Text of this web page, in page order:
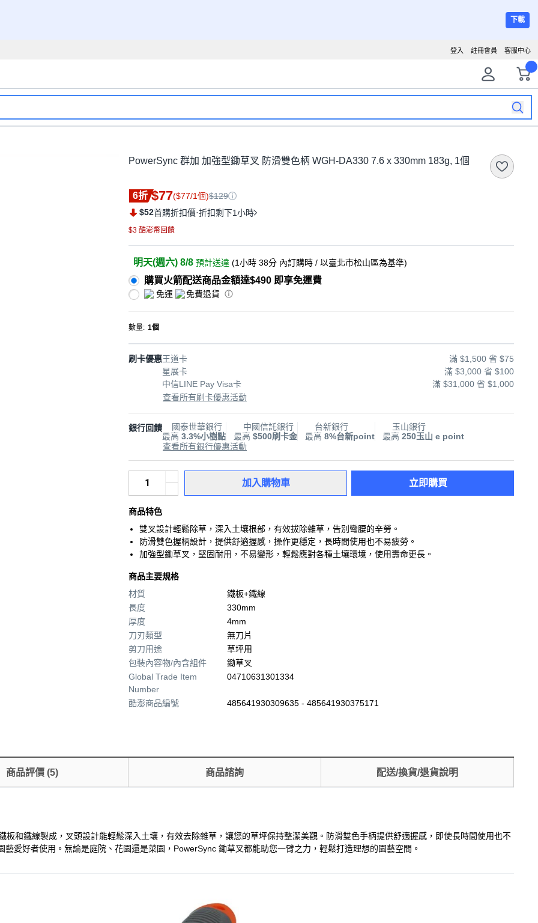
下載
客服中心
註冊會員
登入
PowerSync 群加 加強型鋤草叉 防滑雙色柄 WGH-DA330 7.6 x 330mm 183g, 1個
6折 $77($77/1個)$129
$52首購折扣價·折扣剩下1小時
$3 酷澎幣回饋
明天(週六) 8/8 預計送達 (1小時 38分 內訂購時 / 以臺北市松山區為基準)
購買火箭配送商品金額達$490 即享免運費
免運 免費退貨
數量: 1個
刷卡優惠王道卡
滿 $1,500 省 $75
星展卡
滿 $3,000 省 $100
中信LINE Pay Visa卡
滿 $31,000 省 $1,000
查看所有刷卡優惠活動
銀行回饋
國泰世華銀行
最高 3.3%小樹點
中國信託銀行
最高 $500刷卡金
台新銀行
最高 8%台新point
玉山銀行
最高 250玉山 e point
查看所有銀行優惠活動
加入購物車 立即購買
商品特色
雙叉設計輕鬆除草，深入土壤根部，有效拔除雜草，告別彎腰的辛勞。
防滑雙色握柄設計，提供舒適握感，操作更穩定，長時間使用也不易疲勞。
加強型鋤草叉，堅固耐用，不易變形，輕鬆應對各種土壤環境，使用壽命更長。
商品主要規格
材質
鐵板+鐵線
長度
330mm
厚度
4mm
刀刃類型
無刀片
剪刀用途
草坪用
包裝內容物/內含組件
鋤草叉
Global Trade Item
Number
04710631301334
酷澎商品編號 485641930309635 - 485641930375171
商品評價(5) 商品諮詢 配送/換貨/退貨說明
和鐵線製成，叉頭設計能輕鬆深入土壤，有效去除雜草，讓您的草坪保持整潔美觀。防滑雙色手柄提供舒適握感，即使長時間使用也不
愛好者使用。無論是庭院、花園還是菜園，PowerSync 鋤草叉都能助您一臂之力，輕鬆打造理想的園藝空間。